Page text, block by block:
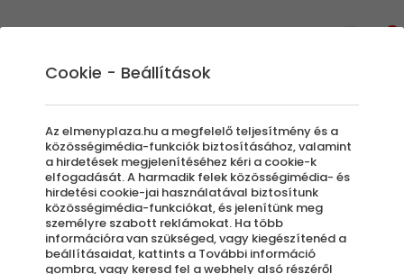
ELMENYALDI20
Szűrők beállítása
Cookie - Beállítások
Az elmenyplaza.hu a megfelelő teljesítmény és a
közösségimédia-funkciók biztosításához, valamint
a hirdetések megjelenítéséhez kéri a cookie-k
elfogadását. A harmadik felek közösségimédia- és
hirdetési cookie-jai használatával biztosítunk
közösségimédia-funkciókat, és jelenítünk meg
személyre szabott reklámokat. Ha több
információra van szükséged, vagy kiegészítenéd a
beállításaidat, kattints a További információ
gombra, vagy keresd fel a webhely alsó részéről